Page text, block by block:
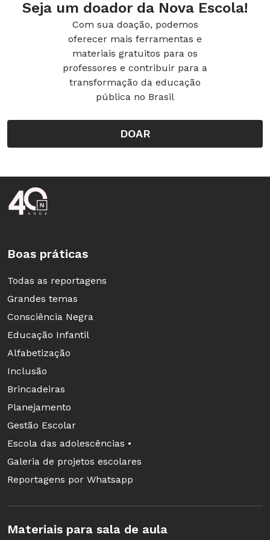
Na EMEF Guilherme
de Almeida, a turma
da 6ª série
desenvolve as três
etapas de leitura da
(1850-1899)
Interpretação Hipóteses sobre o significado: a
postura da menina remete a uma cena de lazer,
seu ar pensativo ao marcar a página do livro
devanear
Descrição Indica o que é perceptível na imagem:
a menina está deitada na grama, possivelmente
em um parque ou jardim, usa camisa pouco
abotoada, tem os olhos voltados para o alto e
bochechas ruborizadas
Análise Diz respeito aos aspectos formais da
obra: a pintura é realista, a figura da menina
ocupa o primeiro plano e tem cores claras, com
exceção das bochechas e lábios, em contraste
com o fundo escuro
Seja um doador da Nova Escola!
Com sua doação, podemos
oferecer mais ferramentas e
materiais gratuitos para os
professores e contribuir para a
transformação da educação
pública no Brasil
DOAR
Rodapé da Nova Escola
Boas práticas
Todas as reportagens
Grandes temas
Consciência Negra
Educação Infantil
Alfabetização
Inclusão
Brincadeiras
Planejamento
Gestão Escolar
Escola das adolescências •
Galeria de projetos escolares
Reportagens por Whatsapp
Materiais para sala de aula